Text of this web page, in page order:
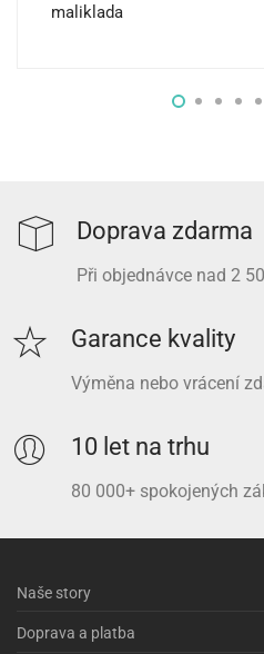
maliklada
Doprava zdarma
Při objednávce nad 2
Garance kvality
Výměna nebo vrácení
10 let na trhu
80 000+ spokojených
Naše story
Doprava a platba